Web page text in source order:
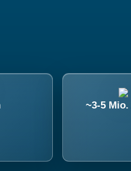
~3-5 Mio.